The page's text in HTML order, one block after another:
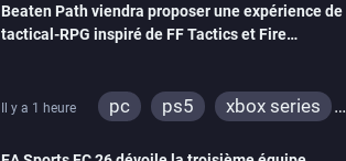
stadia
ps4
xbox one
Beaten Path viendra proposer une expérience de
tactical-RPG inspiré de FF Tactics et Fire
Il y a 1 heure pc ps5
xbox series